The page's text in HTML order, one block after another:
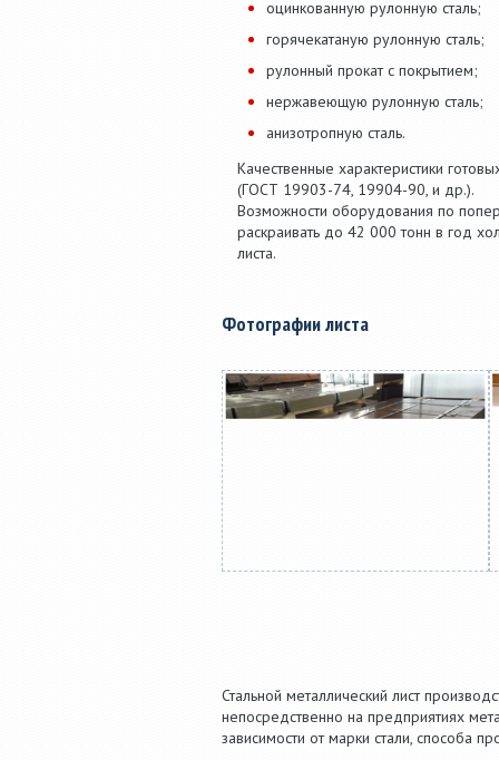
оцинкованную рулонную сталь;
горячекатаную рулонную сталь;
рулонный прокат с покрытием;
нержавеющую рулонную сталь;
анизотропную сталь.
Качественные характеристики
(ГОСТ 19903-74, 19904-90, и др.).
Возможности оборудования по
раскраивать до 42 000 тонн в год
листа.
Фотографии листа
Стальной металлический лист
непосредственно на предприятиях
зависимости от марки стали, способа